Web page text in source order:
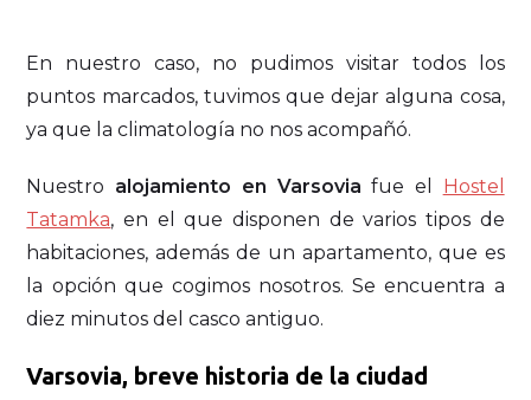
En nuestro caso, no pudimos visitar todos los
puntos marcados, tuvimos que dejar alguna cosa,
ya que la climatología no nos acompañó.
Nuestro alojamiento en Varsovia fue el
Hostel
Tatamka, en el que disponen de varios tipos de
habitaciones, además de un apartamento, que es
la opción que cogimos nosotros. Se encuentra a
diez minutos del casco antiguo.
Varsovia, breve historia de la ciudad